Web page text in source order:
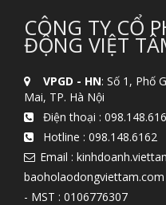
CÔNG TY CỔ
ĐỘNG VIỆT
VPGD - HN: Số 1, Phố
Mai, TP. Hà Nội
Điện thoại :
Hotline : 098.148.6162
Email :
baoholaodongviettam.com
- MST : 0106776307